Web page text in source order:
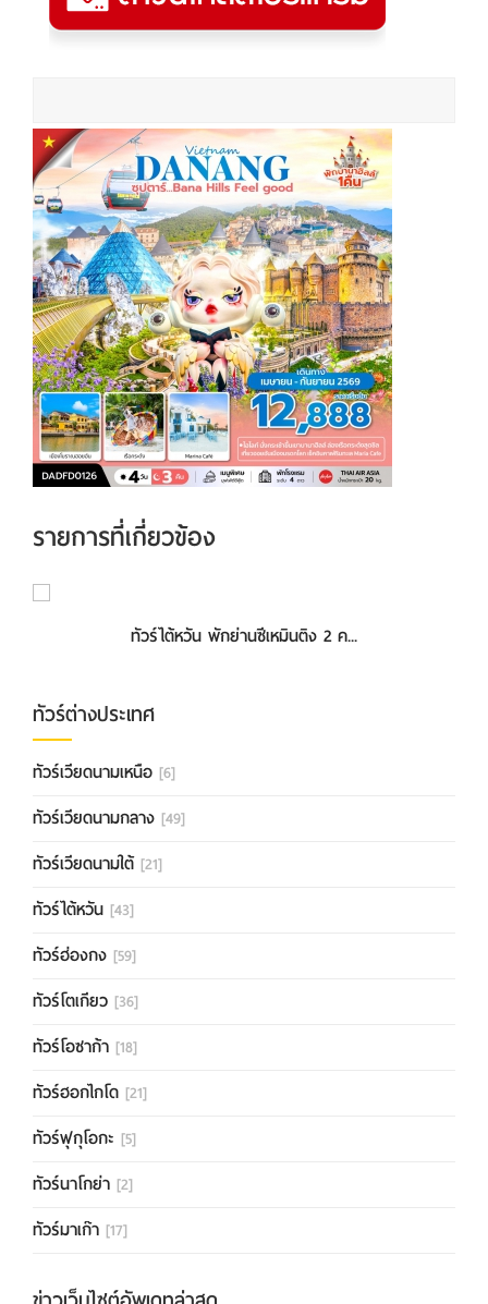
รายการที่เกี่ยวข้อง
ทัวร์ไต้หวัน พักย่านซีเหมินติง 2 ค...
ทัวร์ดานัง ฮอยอัน เว้ เที่ยวครบพัก...
ทัวร์ต่างประเทศ
ทัวร์เวียดนามเหนือ [6]
ทัวร์เวียดนามกลาง [49]
ทัวร์เวียดนามใต้ [21]
ทัวร์ไต้หวัน [43]
ทัวร์ฮ่องกง [59]
ทัวร์โตเกียว [36]
ทัวร์โอซาก้า [18]
ทัวร์ฮอกไกโด [21]
ทัวร์ฟุกุโอกะ [5]
ทัวร์นาโกย่า [2]
ทัวร์มาเก๊า [17]